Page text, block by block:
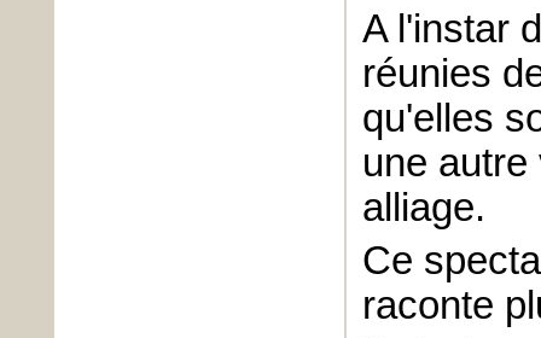
A l'instar
réunies
qu'elles
une
alliage.
Ce
raconte